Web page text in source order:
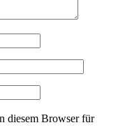
diesem Browser für